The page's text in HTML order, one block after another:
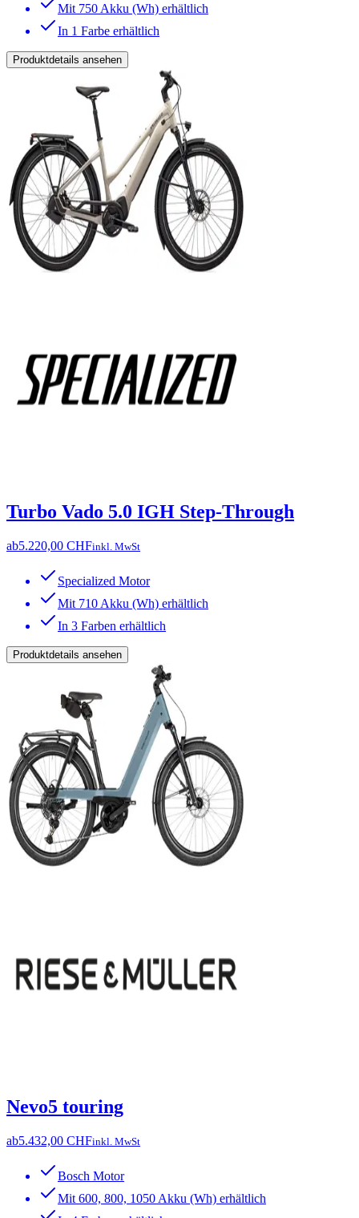
Mit 750 Akku (Wh) erhältlich
In 1 Farbe erhältlich
Produktdetails ansehen
Turbo Vado 5.0 IGH Step-Through
ab5.220,00 CHFinkl. MwSt
Specialized Motor
Mit 710 Akku (Wh) erhältlich
In 3 Farben erhältlich
Produktdetails ansehen
Nevo5 touring
ab5.432,00 CHFinkl. MwSt
Bosch Motor
Mit 600, 800, 1050 Akku (Wh) erhältlich